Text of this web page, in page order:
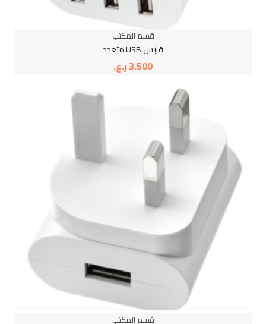
قسم المكتب
قابس USB متعدد
3.500ر.ع.
قسم المكتب